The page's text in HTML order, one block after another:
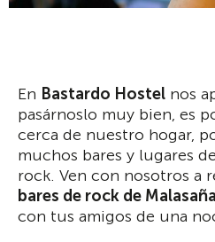
En Bastardo Hostel nos
pasárnoslo muy bien, es
cerca de nuestro hogar,
muchos bares y lugares
rock. Ven con nosotros a
bares de rock de Malasaña
con tus amigos de una